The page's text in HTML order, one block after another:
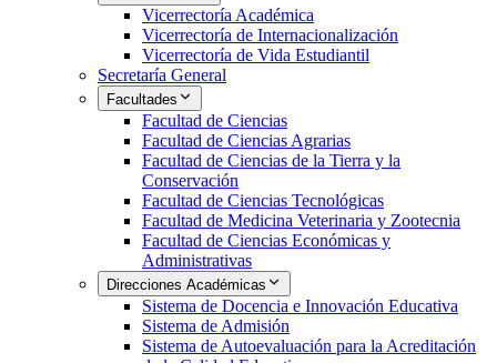
Vicerrectoría Académica
Vicerrectoría de Internacionalización
Vicerrectoría de Vida Estudiantil
Secretaría General
Facultades
Facultad de Ciencias
Facultad de Ciencias Agrarias
Facultad de Ciencias de la Tierra y la
Conservación
Facultad de Ciencias Tecnológicas
Facultad de Medicina Veterinaria y Zootecnia
Facultad de Ciencias Económicas y
Administrativas
Direcciones Académicas
Sistema de Docencia e Innovación Educativa
Sistema de Admisión
Sistema de Autoevaluación para la Acreditación